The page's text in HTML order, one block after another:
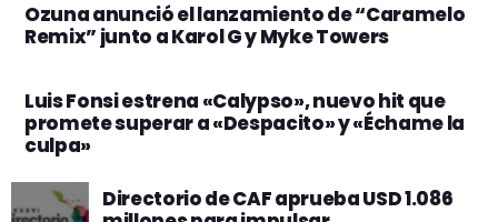
Ozuna anunció el lanzamiento de “Caramelo
Remix” junto a Karol G y Myke Towers
Luis Fonsi estrena «Calypso», nuevo hit que
promete superar a «Despacito» y «Échame la
culpa»
Directorio de CAF aprueba USD 1.086